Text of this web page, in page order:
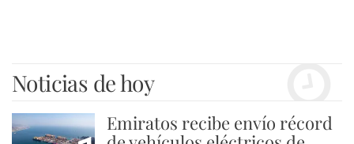
Noticias de hoy
Emiratos recibe envío récord